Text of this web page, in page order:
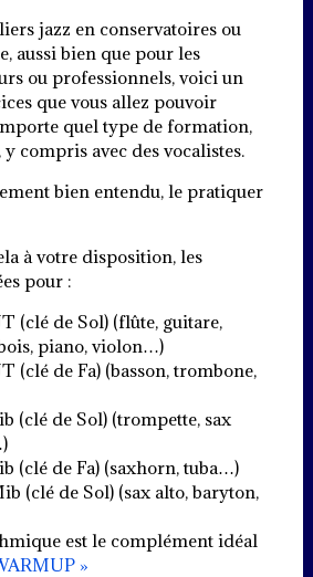
jazz en conservatoires ou
aussi bien que pour les
ou professionnels, voici un
que vous allez pouvoir
quel type de formation,
compris avec des vocalistes.
bien entendu, le pratiquer
à votre disposition, les
pour :
(clé de Sol) (flûte, guitare,
piano, violon…)
(clé de Fa) (basson, trombone,
(clé de Sol) (trompette, sax
(clé de Fa) (saxhorn, tuba…)
(clé de Sol) (sax alto, baryton,
est le complément idéal
»